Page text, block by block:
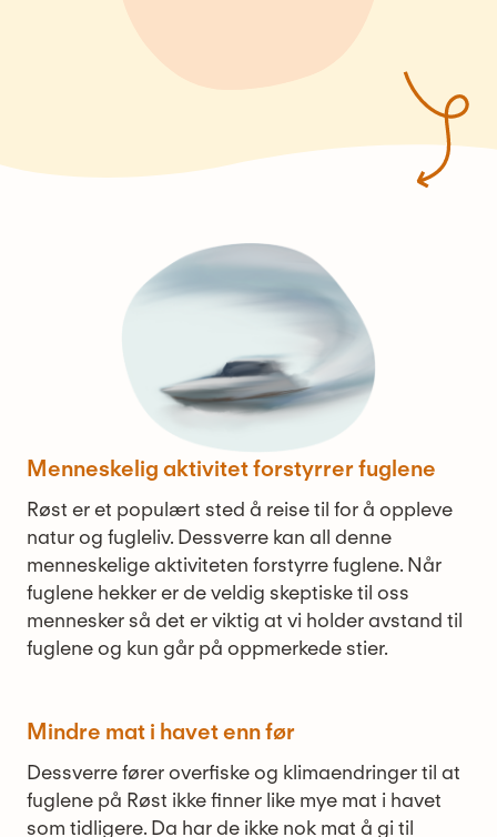
Menneskelig aktivitet forstyrrer fuglene
Røst er et populært sted å reise til for å oppleve
natur og fugleliv. Dessverre kan all denne
menneskelige aktiviteten forstyrre fuglene. Når
fuglene hekker er de veldig skeptiske til oss
mennesker så det er viktig at vi holder avstand til
fuglene og kun går på oppmerkede stier.
Mindre mat i havet enn før
Dessverre fører overfiske og klimaendringer til at
fuglene på Røst ikke finner like mye mat i havet
som tidligere. Da har de ikke nok mat å gi til